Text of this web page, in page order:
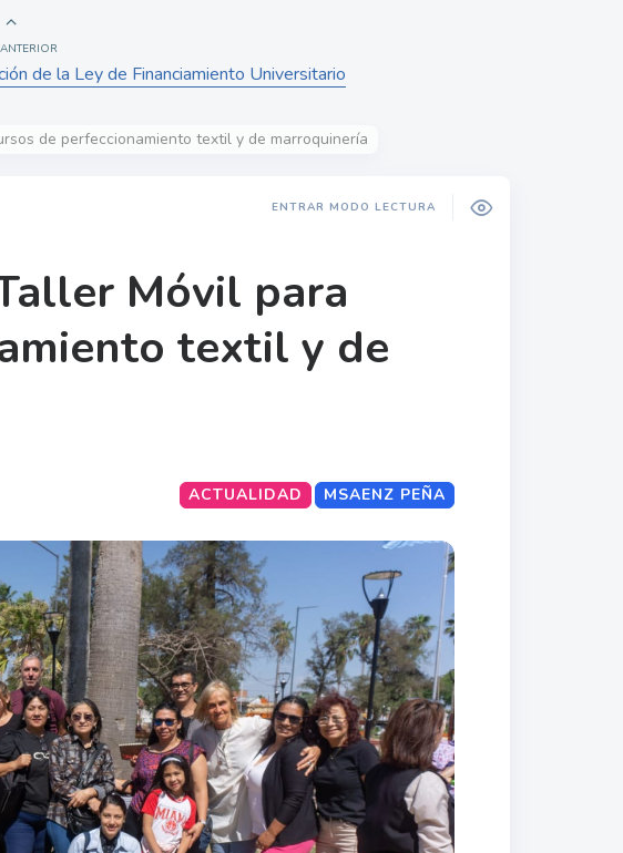
de la Ley de Financiamiento Universitario
de perfeccionamiento textil y de marroquinería
ENTRAR MODO LECTURA
Móvil para
textil y de
MSAENZ PEÑA
ACTUALIDAD